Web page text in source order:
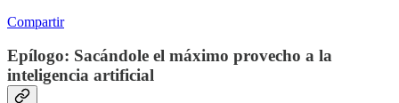
Compartir
Epílogo: Sacándole el máximo provecho a la
inteligencia artificial